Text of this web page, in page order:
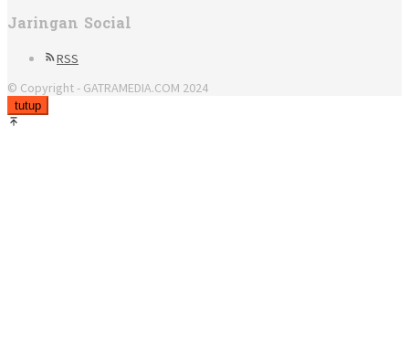
Jaringan Social
RSS
© Copyright - GATRAMEDIA.COM 2024
tutup